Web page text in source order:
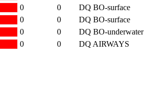
0 0
DQ BO-surface
0 0
DQ BO-surface
0 0
DQ BO-underwater
0 0
DQ AIRWAYS